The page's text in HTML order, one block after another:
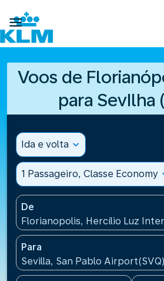

Voos de
para SevIlha
Ida e volta expand_more
1 Passageiro, Classe Economy
De
Florianopolis, Hercílio Luz
Para
Sevilla, San Pablo